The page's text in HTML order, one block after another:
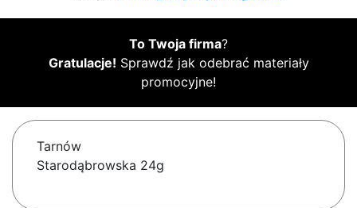
To Twoja firma?
Gratulacje! Sprawdź jak odebrać materiały
promocyjne!
Tarnów
Starodąbrowska 24g